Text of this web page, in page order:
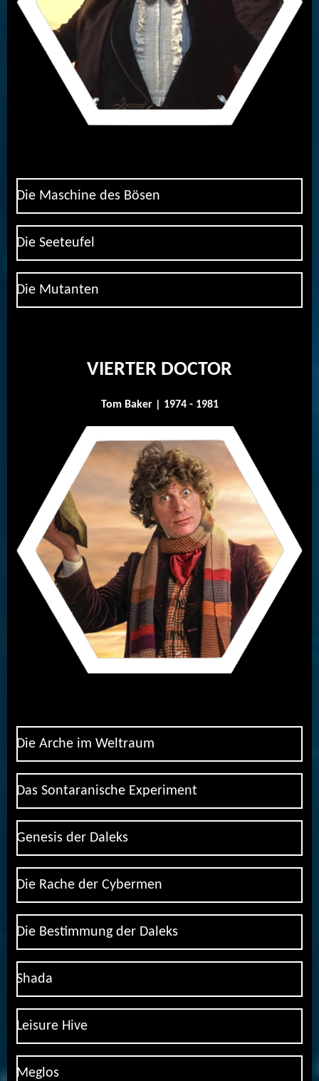
Die Maschine des Bösen
Die Seeteufel
Die Mutanten
VIERTER DOCTOR
Tom Baker | 1974 - 1981
Die Arche im Weltraum
Das Sontaranische Experiment
Genesis der Daleks
Die Rache der Cybermen
Die Bestimmung der Daleks
Shada
Leisure Hive
Meglos